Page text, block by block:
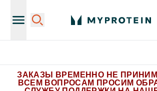
ЗАКАЗЫ ВРЕМЕННО НЕ
ВСЕМ ВОПРОСАМ ПРОСИМ